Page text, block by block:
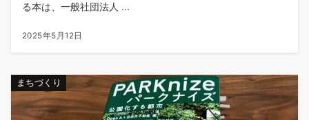
る本は、一般社団法人 ...
2025年5月12日
まちづくり